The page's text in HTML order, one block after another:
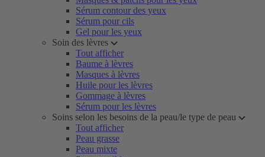
Sérum contour des yeux
Sérum pour cils
Gel pour les yeux
Soin des lèvres
Tout afficher
Baume à lèvres
Masques à lèvres
Huile pour les lèvres
Gommage à lèvres
Sérum pour les lèvres
Soins selon les besoins de la peau/le type de peau
Tout afficher
Peau grasse
Peau mixte